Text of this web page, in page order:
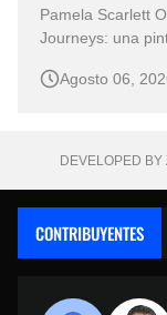
Pamela Scarlett
Journeys: una
obras no
Agosto 06,
DEVELOPED BY
CONTRIBUYENTES